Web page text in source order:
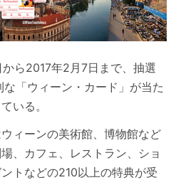
ら2017年2月7日まで、抽選
「ウィーン・カード」が当た
いる。
ィーンの美術館、博物館など
、カフェ、レストラン、ショ
トなどの210以上の特典が受